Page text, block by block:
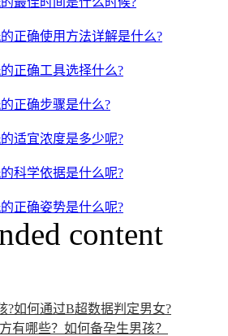
正确使用方法详解是什么?
正确工具选择什么?
正确步骤是什么?
适宜浓度是多少呢?
科学依据是什么呢?
正确姿势是什么呢?
content
?如何通过B超数据判定男女?
有哪些？如何备孕生男孩？